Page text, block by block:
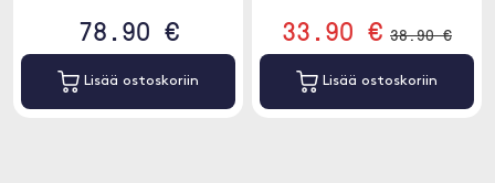
78.90 €
Lisää ostoskoriin
33.90 € 38.90 €
Lisää ostoskoriin